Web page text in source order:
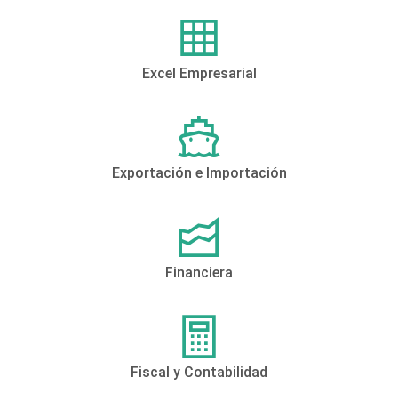
Excel Empresarial
Exportación e Importación
Financiera
Fiscal y Contabilidad